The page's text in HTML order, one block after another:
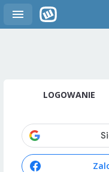
LOGOWANIE